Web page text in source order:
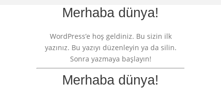
Merhaba dünya!
WordPress’e hoş geldiniz. Bu sizin ilk
yazınız. Bu yazıyı düzenleyin ya da silin.
Sonra yazmaya başlayın!
Merhaba dünya!